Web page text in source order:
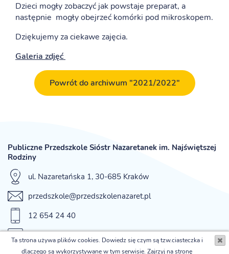
Dzieci mogły zobaczyć jak powstaje preparat, a
następnie mogły obejrzeć komórki pod mikroskopem.
Dziękujemy za ciekawe zajęcia.
Galeria zdjęć
Powrót do archiwum "2021/2022"
Publiczne Przedszkole Sióstr Nazaretanek im. Najświętszej
Rodziny
ul. Nazaretańska 1, 30-685 Kraków
przedszkole@przedszkolenazaret.pl
12 654 24 40
fax 12 654 42 12
Ta strona używa plików cookies. Dowiedz się czym są tzw.ciasteczka i
dlaczego są wykorzystywane w tym serwisie. Zajrzyj na stronę